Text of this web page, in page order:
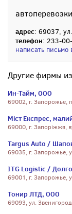
адрес: 69037,
телефон: 233-
написать
Другие фирмы
Ин-Тайм, ООО
69002, г. Запорожье,
Міст Експрес,
69000, г. Запоріжжя,
Targus Auto /
69035, г. Запорожье,
ITG Logistic /
69001, г. Запорожье,
Тонир ЛТД, ООО
69093, ул.